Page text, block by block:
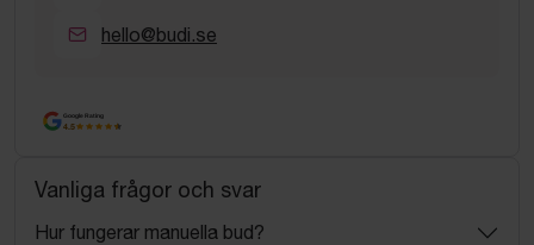
hello@budi.se
Google Rating
4.5
Vanliga frågor och svar
Hur fungerar manuella bud?